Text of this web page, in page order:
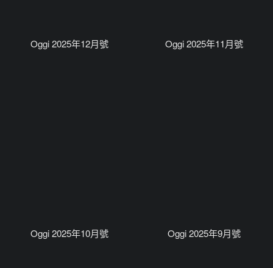
Oggi 2025年12月號 Oggi 2025年11月號
Oggi 2025年10月號 Oggi 2025年9月號